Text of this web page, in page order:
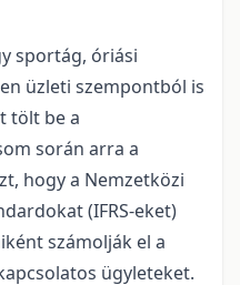
sportág, óriási
üzleti szempontból is
tölt be a
során arra a
hogy a Nemzetközi
(IFRS-eket)
számolják el a
ügyleteket.